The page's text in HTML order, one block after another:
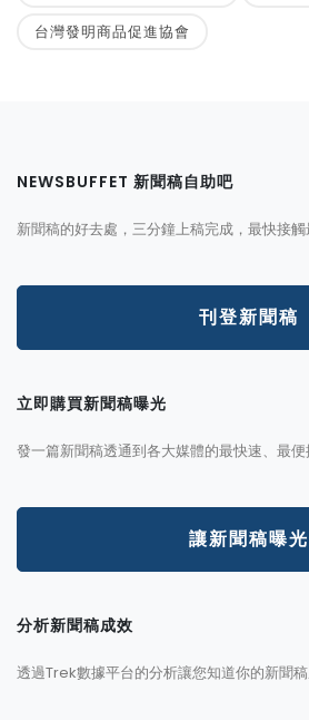
台灣發明商品促進協會
NEWSBUFFET 新聞稿自助吧
新聞稿的好去處，三分鐘上稿完成，最快接觸
刊登新聞稿
立即購買新聞稿曝光
發一篇新聞稿透通到各大媒體的最快速、最便
讓新聞稿曝光
分析新聞稿成效
透過Trek數據平台的分析讓您知道你的新聞